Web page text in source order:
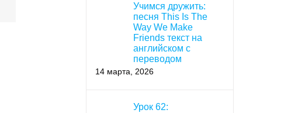
Учимся дружить:
песня This Is The
Way We Make
Friends текст на
английском с
переводом
14 марта, 2026
Урок 62: